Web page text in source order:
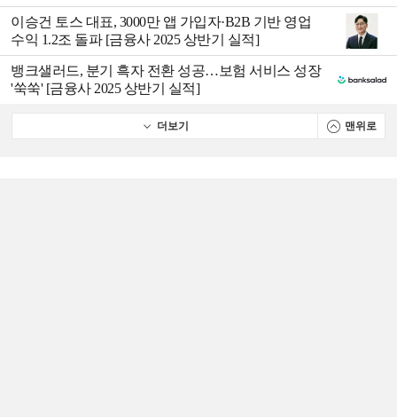
이승건 토스 대표, 3000만 앱 가입자·B2B 기반 영업
수익 1.2조 돌파 [금융사 2025 상반기 실적]
뱅크샐러드, 분기 흑자 전환 성공…보험 서비스 성장
'쑥쑥' [금융사 2025 상반기 실적]
더보기 맨위로